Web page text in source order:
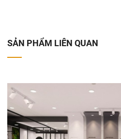
SẢN PHẨM LIÊN QUAN